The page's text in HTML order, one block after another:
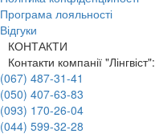
Програма лояльності
Відгуки
КОНТАКТИ
Контакти компанії "Лінгвіст":
(067) 487-31-41
(050) 407-63-83
(093) 170-26-04
(044) 599-32-28